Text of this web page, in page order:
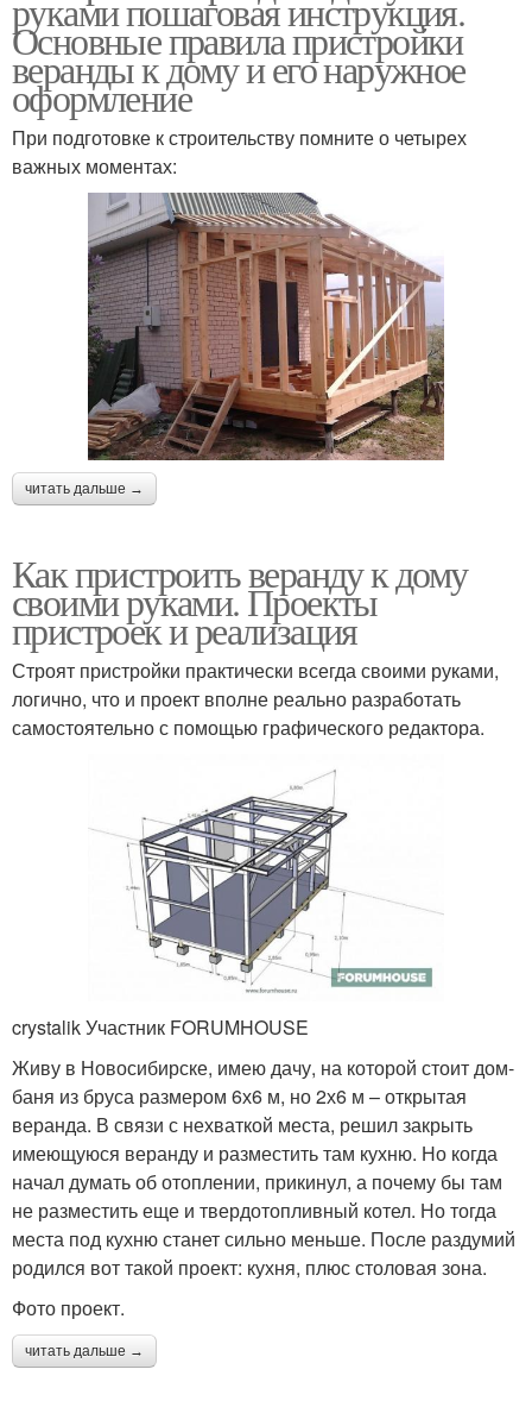
руками пошаговая инструкция.
Основные правила пристройки
веранды к дому и его наружное
оформление
При подготовке к строительству помните о четырех
важных моментах:
читать дальше →
Как пристроить веранду к дому
своими руками. Проекты
пристроек и реализация
Строят пристройки практически всегда своими руками,
логично, что и проект вполне реально разработать
самостоятельно с помощью графического редактора.
crystalik Участник FORUMHOUSE
Живу в Новосибирске, имею дачу, на которой стоит дом-
баня из бруса размером 6х6 м, но 2х6 м – открытая
веранда. В связи с нехваткой места, решил закрыть
имеющуюся веранду и разместить там кухню. Но когда
начал думать об отоплении, прикинул, а почему бы там
не разместить еще и твердотопливный котел. Но тогда
места под кухню станет сильно меньше. После раздумий
родился вот такой проект: кухня, плюс столовая зона.
Фото проект.
читать дальше →